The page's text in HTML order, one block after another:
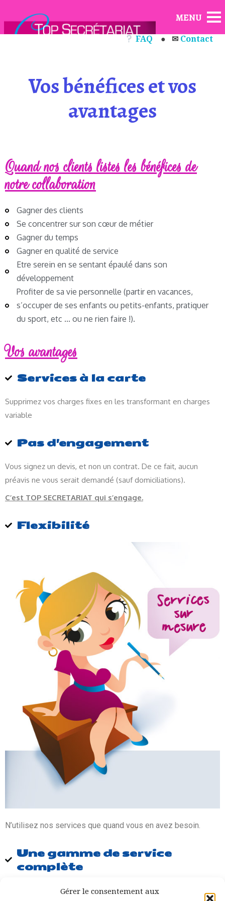
Gérer le consentement aux
FAQ ● ✉ Contact
Vos bénéfices et vos
avantages
Quand nos clients listes les bénéfices de
notre collaboration
Gagner des clients
Se concentrer sur son cœur de métier
Gagner du temps
Gagner en qualité de service
Etre serein en se sentant épaulé dans son
développement
Profiter de sa vie personnelle (partir en vacances,
s’occuper de ses enfants ou petits-enfants, pratiquer
du sport, etc ... ou ne rien faire !).
Vos avantages
Services à la carte
Supprimez vos charges fixes en les transformant en charges
variable
Pas d'engagement
Vous signez un devis, et non un contrat. De ce fait, aucun
préavis ne vous serait demandé (sauf domiciliations).
C’est TOP SECRETARIAT qui s’engage.
Flexibilité
N’utilisez nos services que quand vous en avez besoin.
Une gamme de service
complète
Secteur médical et paramédical : gestion des agendas, des